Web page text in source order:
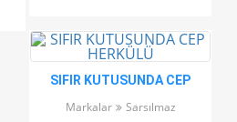
SIFIR KUTUSUNDA CEP
Markalar
Sarsılmaz